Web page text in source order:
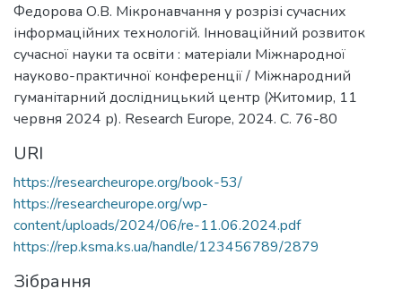
Федорова О.В. Мікронавчання у розрізі сучасних
інформаційних технологій. Інноваційний розвиток
сучасної науки та освіти : матеріали Міжнародної
науково-практичної конференції / Міжнародний
гуманітарний дослідницький центр (Житомир, 11
червня 2024 р). Research Europe, 2024. C. 76-80
URI
https://researcheurope.org/book-53/
https://researcheurope.org/wp-
content/uploads/2024/06/re-11.06.2024.pdf
https://rep.ksma.ks.ua/handle/123456789/2879
Зібрання